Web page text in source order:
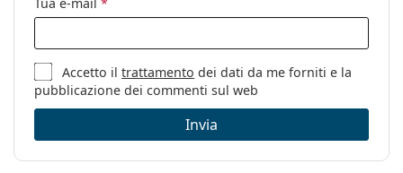
Accetto iltrattamento dei dati da me forniti e la
pubblicazione dei commenti sul web
Invia